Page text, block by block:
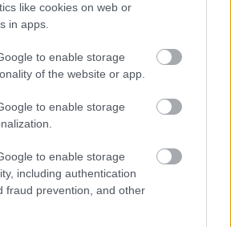
like cookies on web or
in apps.
to enable storage
of the website or app.
to enable storage
to enable storage
including authentication
fraud prevention, and other
szó esett, hogy Évának
"Az életkoromból adódóan
Mikor megszültem a
mondtam, hogy nem biztos,
jönni aMy Fair Ladybe
visszaadjam, úgyhogy
azt érzem, hogy nincs
akkor egész egyszerűen
de azért úgy látom, hogy ez
már azért a korosztályomnak
is megtalálnak, egy kétgyerekes
Júlia. Ezen egyszerűen tovább